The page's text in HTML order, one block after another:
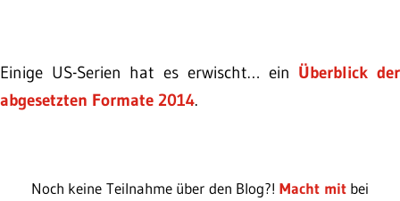
Einige US-Serien hat es erwischt… ein Überblick der
abgesetzten Formate 2014.
Noch keine Teilnahme über den Blog?!Macht mitbei